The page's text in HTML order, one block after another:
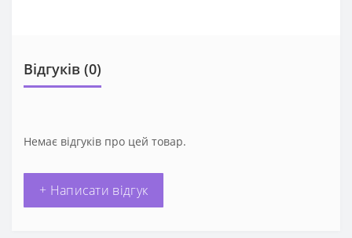
Відгуків (0)
Немає відгуків про цей товар.
+ Написати відгук